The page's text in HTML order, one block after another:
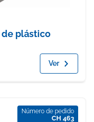
de plástico
Ver
Número de pedido
CH 463